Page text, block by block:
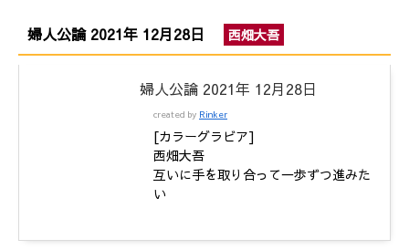
婦人公論 2021年 12月28日 西畑大吾
婦人公論 2021年 12月28日
created by Rinker
[カラーグラビア]
西畑大吾
互いに手を取り合って一歩ずつ進みた
い